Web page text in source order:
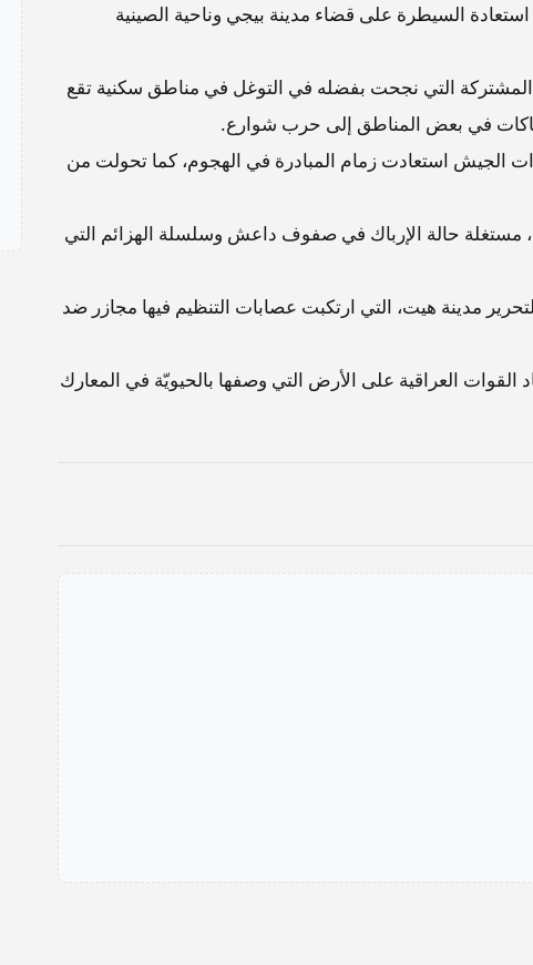
السيطرة على قضاء مدينة بيجي وناحية الصينية
المشتركة التي نجحت بفضله في التوغل في مناطق سكنية تقع
في بعض المناطق إلى حرب شوارع.
الجيش استعادت زمام المبادرة في الهجوم، كما تحولت من
مستغلة حالة الإرباك في صفوف داعش وسلسلة الهزائم التي
مدينة هيت، التي ارتكبت عصابات التنظيم فيها مجازر ضد
العراقية على الأرض التي وصفها بالحيويّة في المعارك